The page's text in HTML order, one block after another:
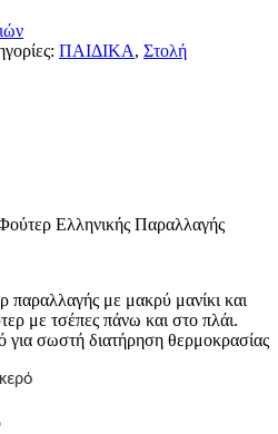
ΠΑΙΔΙΚΑ, Στολή
Ελληνικής Παραλλαγής
παραλλαγής με μακρύ μανίκι και
με τσέπες πάνω και στο πλάι.
για σωστή διατήρηση θερμοκρασίας